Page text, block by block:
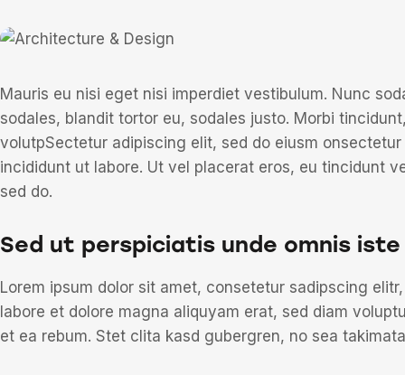
Mauris eu nisi eget nisi imperdiet vestibulum. Nunc
sodales, blandit tortor eu, sodales justo. Morbi
volutpSectetur adipiscing elit, sed do eiusm
incididunt ut labore. Ut vel placerat eros, eu tincidunt
sed do.
Sed ut perspiciatis unde omnis
Lorem ipsum dolor sit amet, consetetur sadipscing
labore et dolore magna aliquyam erat, sed diam
et ea rebum. Stet clita kasd gubergren, no sea